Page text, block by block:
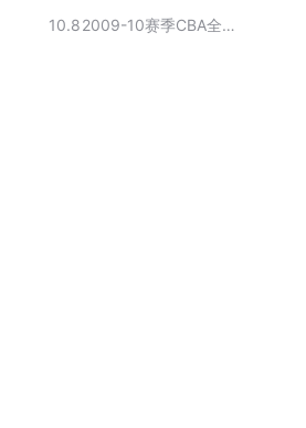
10.8
2009-10赛季CBA全明星赛阵容